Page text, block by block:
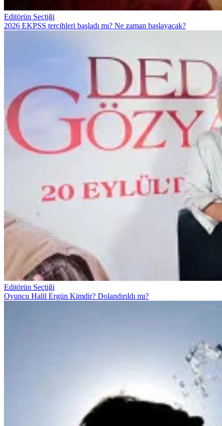
Editörün Seçtiği
2026 EKPSS tercihleri başladı mı? Ne zaman başlayacak?
Editörün Seçtiği
Oyuncu Halil Ergün Kimdir? Dolandırıldı mı?